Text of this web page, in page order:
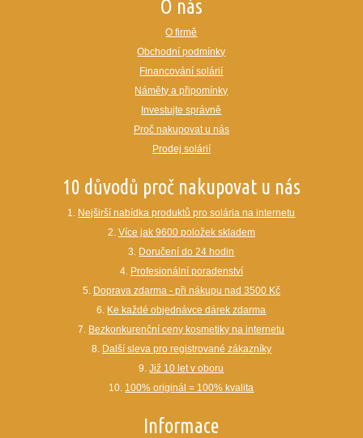
O nás
O firmě
Obchodní podmínky
Financování solárií
Náměty a připomínky
Investujte správně
Proč nakupovat u nás
Prodej solárií
10 důvodů proč nakupovat u nás
1. Nejširší nabídka produktů pro solária na internetu
2. Více jak 9600 položek skladem
3. Doručení do 24 hodin
4. Profesionální poradenství
5. Doprava zdarma - při nákupu nad 3500 Kč
6. Ke každé objednávce dárek zdarma
7. Bezkonkurenční ceny kosmetiky na internetu
8. Další sleva pro registrované zákazníky
9.Již 10 let v oboru
10. 100% originál = 100% kvalita
Informace